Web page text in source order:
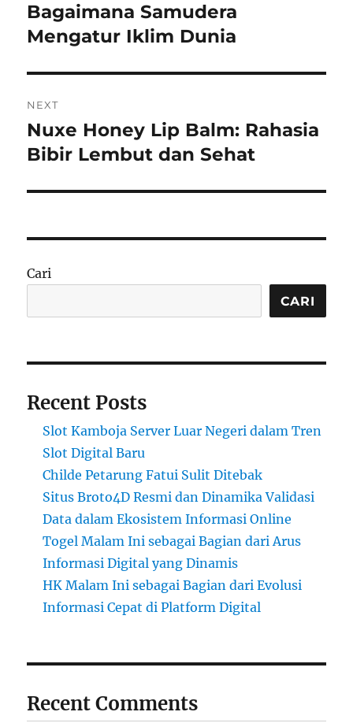
post:
Bagaimana Samudera
Mengatur Iklim Dunia
NEXT
Next
post:
Nuxe Honey Lip Balm: Rahasia
Bibir Lembut dan Sehat
Cari
CARI
Recent Posts
Slot Kamboja Server Luar Negeri dalam Tren
Slot Digital Baru
Childe Petarung Fatui Sulit Ditebak
Situs Broto4D Resmi dan Dinamika Validasi
Data dalam Ekosistem Informasi Online
Togel Malam Ini sebagai Bagian dari Arus
Informasi Digital yang Dinamis
HK Malam Ini sebagai Bagian dari Evolusi
Informasi Cepat di Platform Digital
Recent Comments